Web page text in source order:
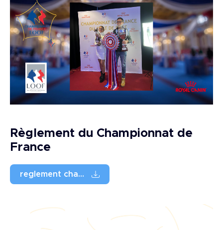
Règlement du Championnat de
France
Fichier
reglement championnat_24092025_final_2